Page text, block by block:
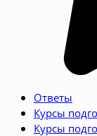
Ответы
Курсы
Курсы